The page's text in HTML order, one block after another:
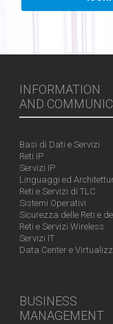
INFORMATION
AND
Basi di Dati e Servizi
Reti IP
Servizi IP
Linguaggi ed
Reti e Servizi di TLC
Sistemi Operativi
Sicurezza delle Reti e
Reti e Servizi Wireless
Servizi IT
Data Center e
BUSINESS
MANAGEMENT